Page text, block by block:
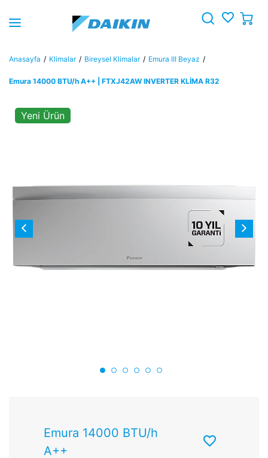
Anasayfa Klimalar Bireysel Klimalar Emura III Beyaz
Emura 14000 BTU/h A++ | FTXJ42AW INVERTER KLİMA R32
Yeni Ürün
Emura 14000 BTU/h
A++